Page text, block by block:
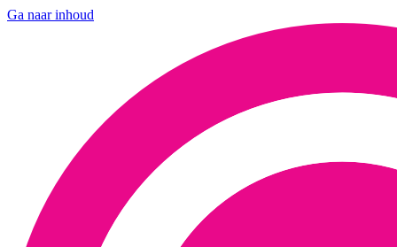
Ga naar inhoud